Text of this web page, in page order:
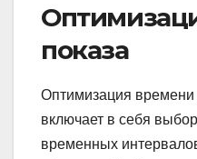
показа
Оптимизация времени
включает в себя
временных